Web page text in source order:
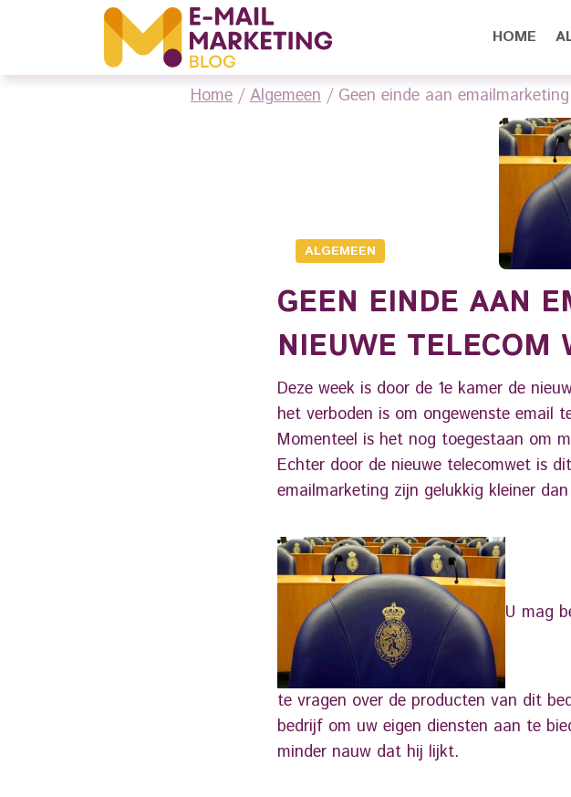
HOME
Home /Algemeen / Geen einde aan
ALGEMEEN
GEEN EINDE AAN
NIEUWE TELECOM
Deze week is door de 1e kamer de
het verboden is om ongewenste email
Momenteel is het nog toegestaan om
Echter door de nieuwe telecomwet is
emailmarketing zijn gelukkig kleiner
U mag
te vragen over de producten van dit
bedrijf om uw eigen diensten aan te
minder nauw dat hij lijkt.